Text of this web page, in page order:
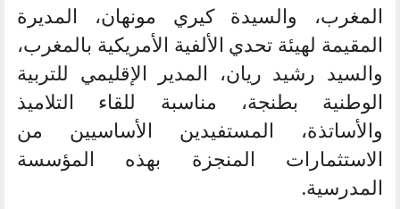
المغرب، والسيدة كيري مونهان، المديرة
المقيمة لهيئة تحدي الألفية الأمريكية بالمغرب،
والسيد رشيد ريان، المدير الإقليمي للتربية
الوطنية بطنجة، مناسبة للقاء التلاميذ
والأساتذة، المستفيدين الأساسيين من
الاستثمارات المنجزة بهذه المؤسسة
المدرسية.